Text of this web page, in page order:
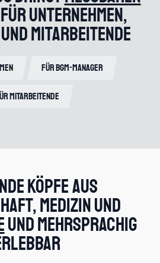
Unternehmen,
und Mitarbeitende
Für BGM-Manager
Mitarbeitende
Köpfe aus
Medizin und
und mehrsprachig